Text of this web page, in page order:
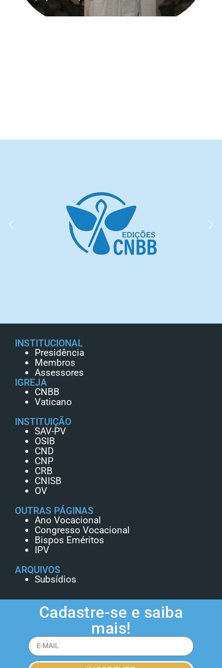
INSTITUCIONAL
Presidência
Membros
Assessores
IGREJA
CNBB
Vaticano
INSTITUIÇÃO
SAV-PV
OSIB
CND
CNP
CRB
CNISB
OV
OUTRAS PÁGINAS
Ano Vocacional
Congresso Vocacional
Bispos Eméritos
IPV
ARQUIVOS
Subsídios
Cadastre-se e saiba
mais!